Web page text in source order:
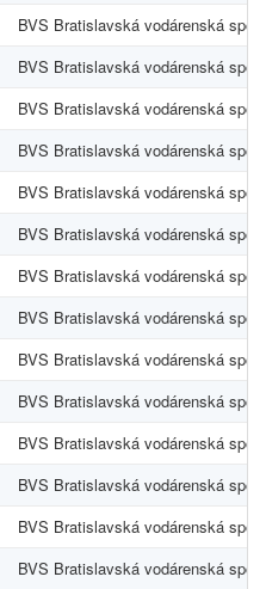
BVS Bratislavská vodárenská
BVS Bratislavská vodárenská
BVS Bratislavská vodárenská
BVS Bratislavská vodárenská
BVS Bratislavská vodárenská
BVS Bratislavská vodárenská
BVS Bratislavská vodárenská
BVS Bratislavská vodárenská
BVS Bratislavská vodárenská
BVS Bratislavská vodárenská
BVS Bratislavská vodárenská
BVS Bratislavská vodárenská
BVS Bratislavská vodárenská
BVS Bratislavská vodárenská